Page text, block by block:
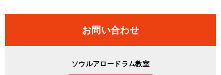
お問い合わせ
ソウルアロードラム教室